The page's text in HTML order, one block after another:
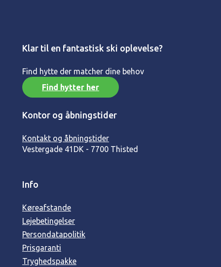
Klar til en fantastisk ski oplevelse?
Find hytte der matcher dine behov
Find hytter her
Kontor og åbningstider
Kontakt og åbningstider
Vestergade 41 DK - 7700 Thisted
Info
Køreafstande
Lejebetingelser
Persondatapolitik
Prisgaranti
Tryghedspakke